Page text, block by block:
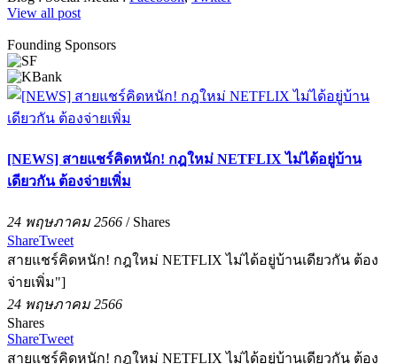
View all post
Founding Sponsors
[NEWS] สายแชร์คิดหนัก! กฎใหม่ NETFLIX ไม่ได้อยู่บ้าน
เดียวกัน ต้องจ่ายเพิ่ม
24 พฤษภาคม 2566 / Shares
ShareTweet
สายแชร์คิดหนัก! กฎใหม่ NETFLIX ไม่ได้อยู่บ้านเดียวกัน ต้อง
จ่ายเพิ่ม"]
24 พฤษภาคม 2566
Shares
ShareTweet
สายแชร์คิดหนัก! กฎใหม่ NETFLIX ไม่ได้อยู่บ้านเดียวกัน ต้อง